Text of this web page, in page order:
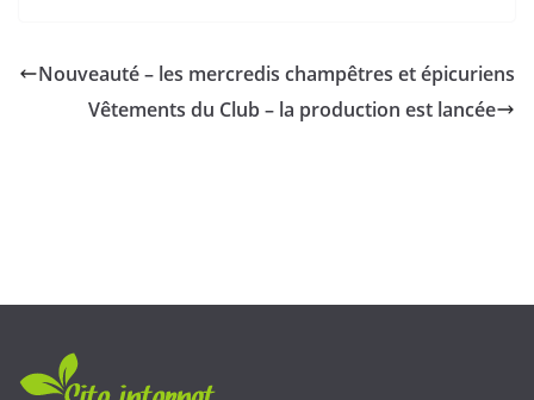
Nouveauté – les mercredis champêtres et épicuriens
Vêtements du Club – la production est lancée